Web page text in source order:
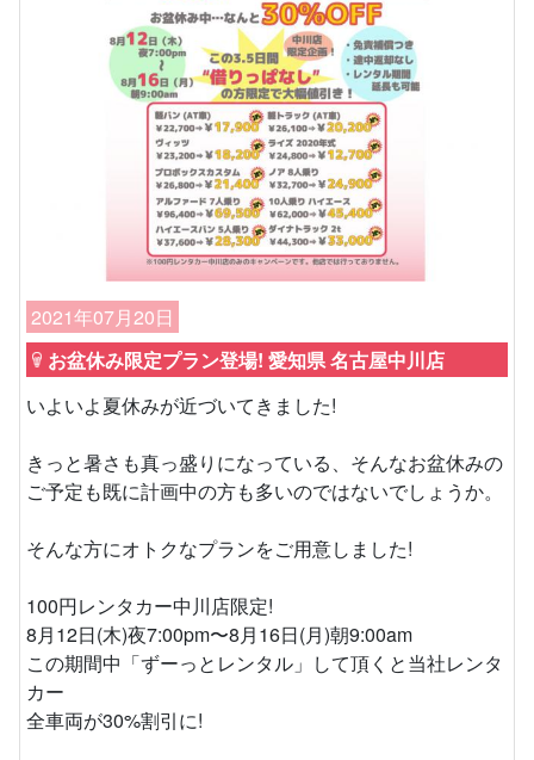
2021年07月20日
お盆休み限定プラン登場! 愛知県 名古屋中川店
いよいよ夏休みが近づいてきました!
きっと暑さも真っ盛りになっている、そんなお盆休みの
ご予定も既に計画中の方も多いのではないでしょうか。
そんな方にオトクなプランをご用意しました!
100円レンタカー中川店限定!
8月12日(木)夜7:00pm〜8月16日(月)朝9:00am
この期間中「ずーっとレンタル」して頂くと当社レンタ
カー
全車両が30%割引に!